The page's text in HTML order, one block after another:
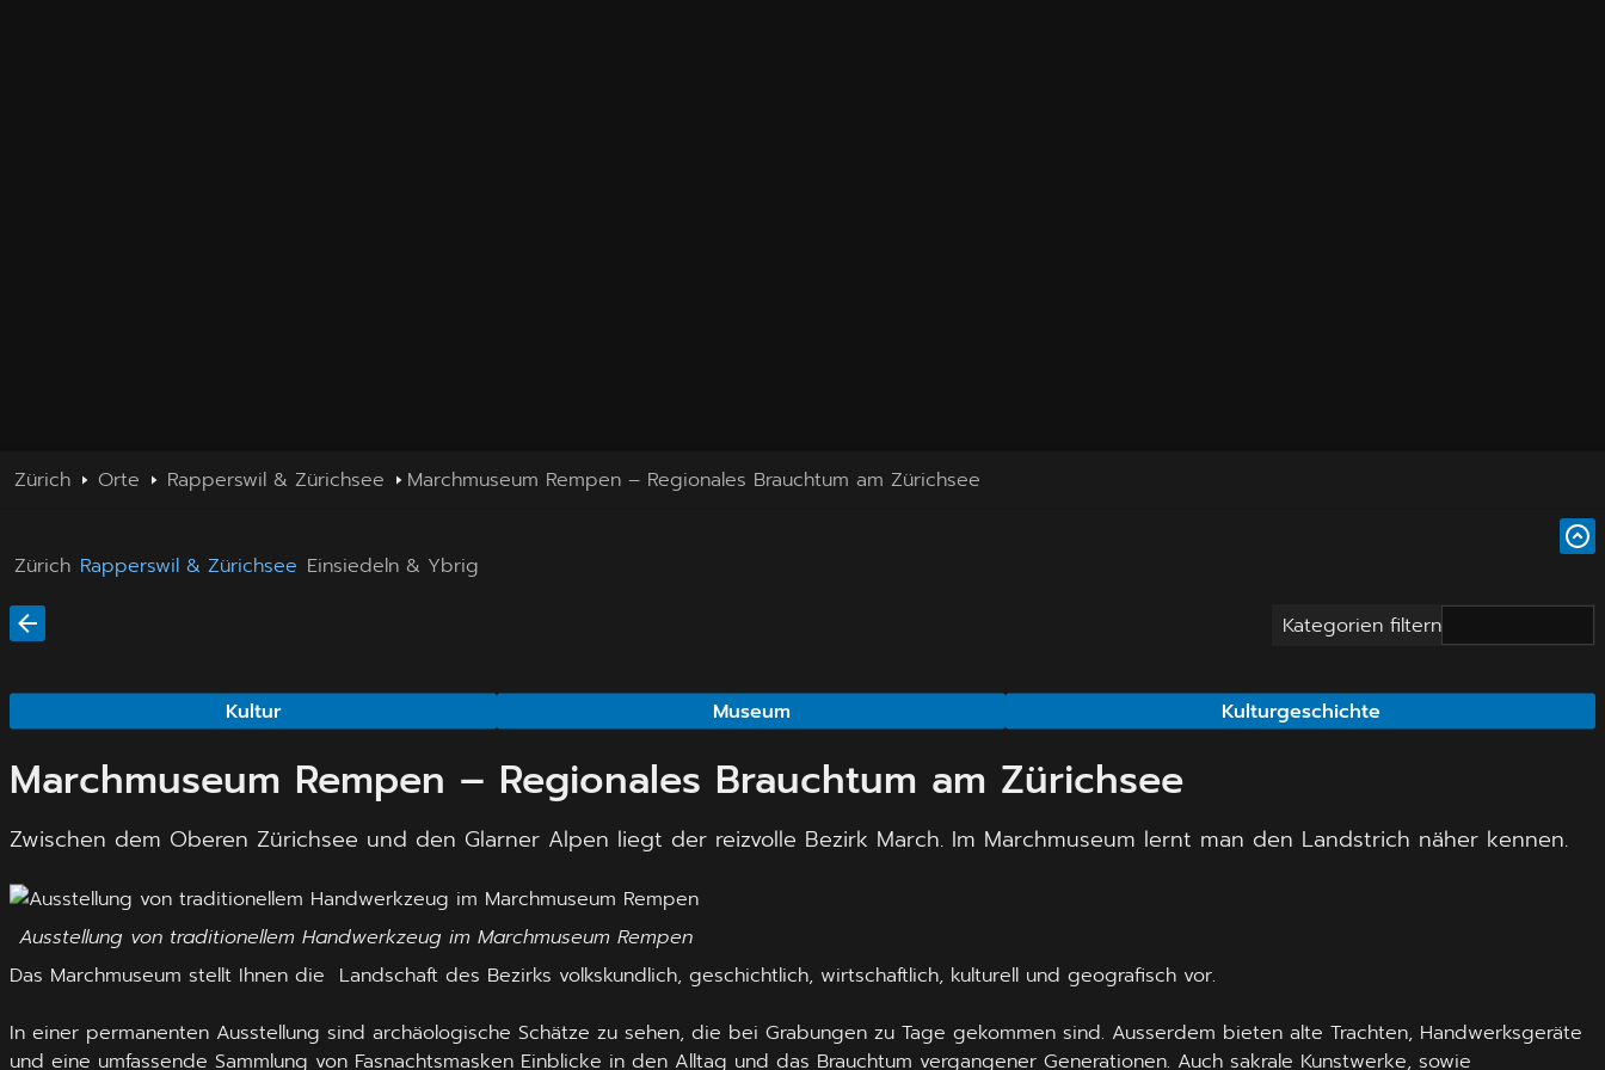
Zürich Orte Rapperswil & Zürichsee Marchmuseum Rempen – Regionales Brauchtum am Zürichsee
Zürich Rapperswil & Zürichsee Einsiedeln & Ybrig
Kategorien filtern
Kultur Museum Kulturgeschichte
Marchmuseum Rempen – Regionales Brauchtum am Zürichsee
Zwischen dem Oberen Zürichsee und den Glarner Alpen liegt der reizvolle Bezirk March. Im Marchmuseum lernt man den Landstrich näher kennen.
Ausstellung von traditionellem Handwerkzeug im Marchmuseum Rempen
Das Marchmuseum stellt Ihnen die Landschaft des Bezirks volkskundlich, geschichtlich, wirtschaftlich, kulturell und geografisch vor.
In einer permanenten Ausstellung sind archäologische Schätze zu sehen, die bei Grabungen zu Tage gekommen sind. Ausserdem bieten alte Trachten, Handwerksgeräte
und eine umfassende Sammlung von Fasnachtsmasken Einblicke in den Alltag und das Brauchtum vergangener Generationen. Auch sakrale Kunstwerke, sowie